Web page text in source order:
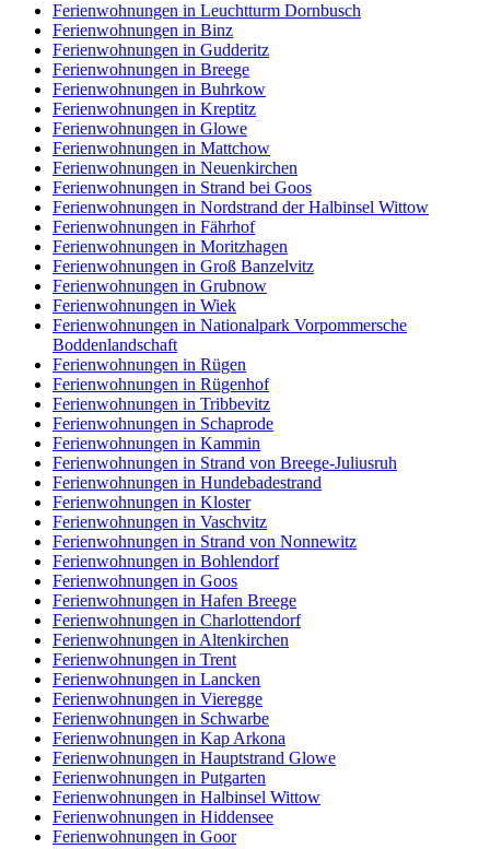
Ferienwohnungen in Leuchtturm Dornbusch
Ferienwohnungen in Binz
Ferienwohnungen in Gudderitz
Ferienwohnungen in Breege
Ferienwohnungen in Buhrkow
Ferienwohnungen in Kreptitz
Ferienwohnungen in Glowe
Ferienwohnungen in Mattchow
Ferienwohnungen in Neuenkirchen
Ferienwohnungen in Strand bei Goos
Ferienwohnungen in Nordstrand der Halbinsel Wittow
Ferienwohnungen in Fährhof
Ferienwohnungen in Moritzhagen
Ferienwohnungen in Groß Banzelvitz
Ferienwohnungen in Grubnow
Ferienwohnungen in Wiek
Ferienwohnungen in Nationalpark Vorpommersche
Boddenlandschaft
Ferienwohnungen in Rügen
Ferienwohnungen in Rügenhof
Ferienwohnungen in Tribbevitz
Ferienwohnungen in Schaprode
Ferienwohnungen in Kammin
Ferienwohnungen in Strand von Breege-Juliusruh
Ferienwohnungen in Hundebadestrand
Ferienwohnungen in Kloster
Ferienwohnungen in Vaschvitz
Ferienwohnungen in Strand von Nonnewitz
Ferienwohnungen in Bohlendorf
Ferienwohnungen in Goos
Ferienwohnungen in Hafen Breege
Ferienwohnungen in Charlottendorf
Ferienwohnungen in Altenkirchen
Ferienwohnungen in Trent
Ferienwohnungen in Lancken
Ferienwohnungen in Vieregge
Ferienwohnungen in Schwarbe
Ferienwohnungen in Kap Arkona
Ferienwohnungen in Hauptstrand Glowe
Ferienwohnungen in Putgarten
Ferienwohnungen in Halbinsel Wittow
Ferienwohnungen in Hiddensee
Ferienwohnungen in Goor